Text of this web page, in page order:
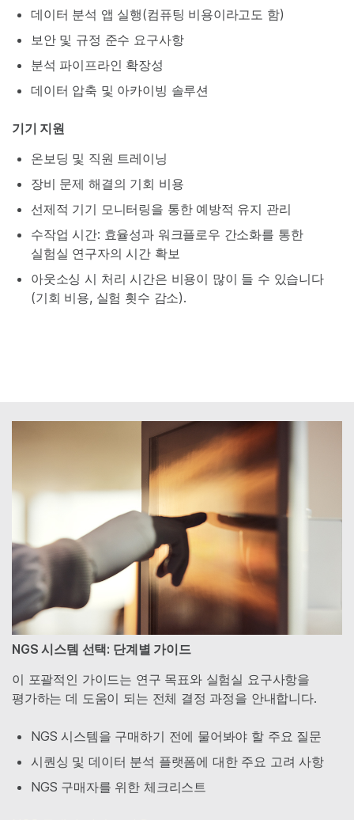
데이터 분석 앱 실행(컴퓨팅 비용이라고도 함)
보안 및 규정 준수 요구사항
분석 파이프라인 확장성
데이터 압축 및 아카이빙 솔루션
기기 지원
온보딩 및 직원 트레이닝
장비 문제 해결의 기회 비용
선제적 기기 모니터링을 통한 예방적 유지 관리
수작업 시간: 효율성과 워크플로우 간소화를 통한
실험실 연구자의 시간 확보
아웃소싱 시 처리 시간은 비용이 많이 들 수 있습니다
(기회 비용, 실험 횟수 감소).
NGS 시스템 선택: 단계별 가이드
이 포괄적인 가이드는 연구 목표와 실험실 요구사항을
평가하는 데 도움이 되는 전체 결정 과정을 안내합니다.
NGS 시스템을 구매하기 전에 물어봐야 할 주요 질문
시퀀싱 및 데이터 분석 플랫폼에 대한 주요 고려 사항
NGS 구매자를 위한 체크리스트